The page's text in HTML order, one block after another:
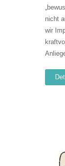
nicht
wir